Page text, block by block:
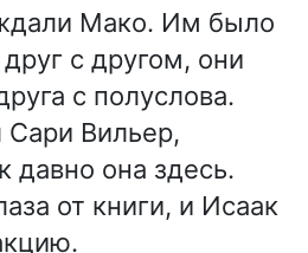
Мако. Им было
с другом, они
с полуслова.
Сари Вильер,
давно она здесь.
от книги, и Исаак